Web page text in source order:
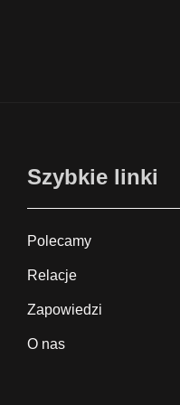
Szybkie linki
Polecamy
Relacje
Zapowiedzi
O nas